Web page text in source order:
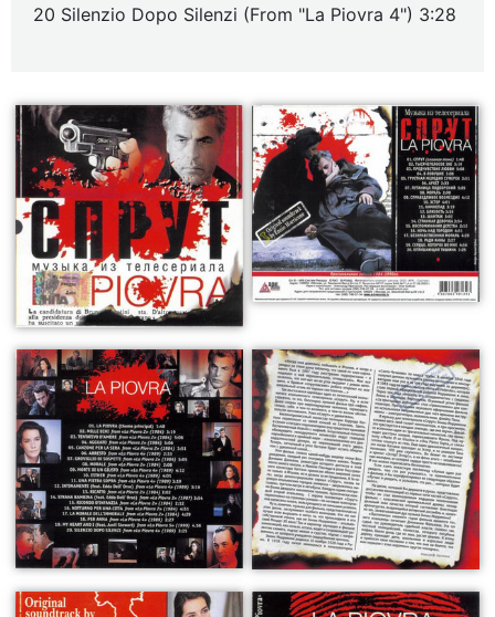
20 Silenzio Dopo Silenzi (From "La Piovra 4") 3:28